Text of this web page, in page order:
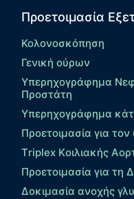
Προετοιμασία
Κολονοσκόπηση
Γενική ούρων
Υπερηχογράφημα
Προστάτη
Υπερηχογράφημα
Προετοιμασία για
Τriplex Kοιλιακής
Προετοιμασία για τη
Δοκιμασία ανοχής